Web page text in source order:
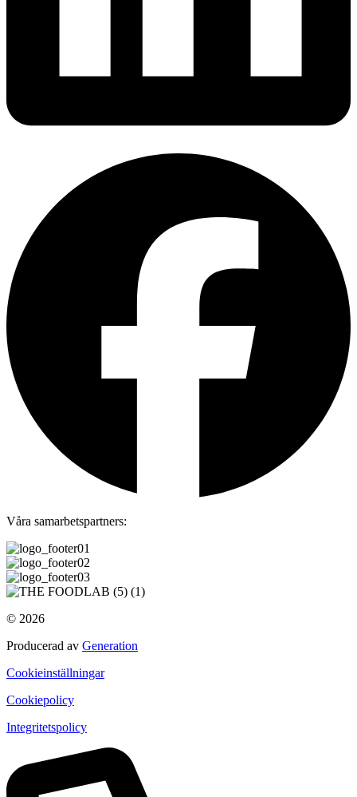
Våra samarbetspartners:
© 2026
Producerad av Generation
Cookieinställningar
Cookiepolicy
Integritetspolicy